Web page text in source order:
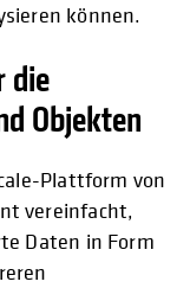
können.
die
Objekten
Plattform von
vereinfacht,
Daten in Form